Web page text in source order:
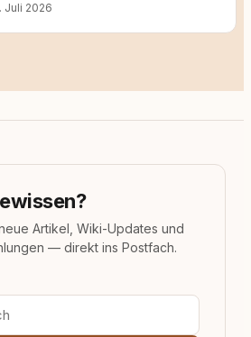
Juli 2026
Artikel, Wiki-Updates und
— direkt ins Postfach.